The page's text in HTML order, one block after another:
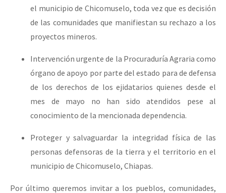
el municipio de Chicomuselo, toda vez que es decisión
de las comunidades que manifiestan su rechazo a los
proyectos mineros.
Intervención urgente de la Procuraduría Agraria como
órgano de apoyo por parte del estado para de defensa
de los derechos de los ejidatarios quienes desde el
mes de mayo no han sido atendidos pese al
conocimiento de la mencionada dependencia.
Proteger y salvaguardar la integridad física de las
personas defensoras de la tierra y el territorio en el
municipio de Chicomuselo, Chiapas.
Por último queremos invitar a los pueblos, comunidades,